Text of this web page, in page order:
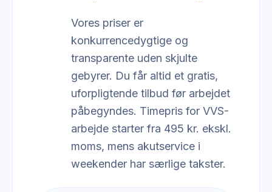
Vores priser er
konkurrencedygtige og
transparente uden skjulte
gebyrer. Du får altid et gratis,
uforpligtende tilbud før arbejdet
påbegyndes. Timepris for VVS-
arbejde starter fra 495 kr. ekskl.
moms, mens akutservice i
weekender har særlige takster.